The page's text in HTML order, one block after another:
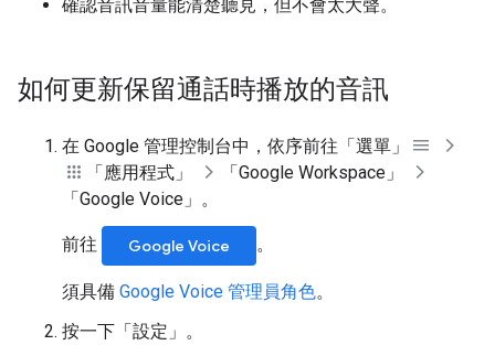
確認音訊音量能清楚聽見，但不會太大聲。
如何更新保留通話時播放的音訊
在 Google 管理控制台中，依序前往「選單」
「應用程式」
「Google Workspace」
「Google Voice」 。
前往 Google Voice 。
須具備 Google Voice 管理員角色。
按一下「設定」 。